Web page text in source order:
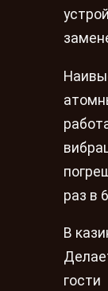
раз в
В